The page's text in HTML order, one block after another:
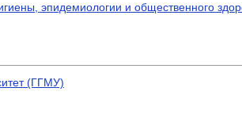
эпидемиологии и общественного
(ГГМУ)